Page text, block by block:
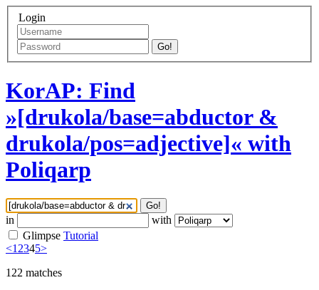
Login
Go!
KorAP: Find
»[drukola/base=abductor &
drukola/pos=adjective]« with
Poliqarp
Go!
in
with
Glimpse Tutorial
<12345>
122 matches